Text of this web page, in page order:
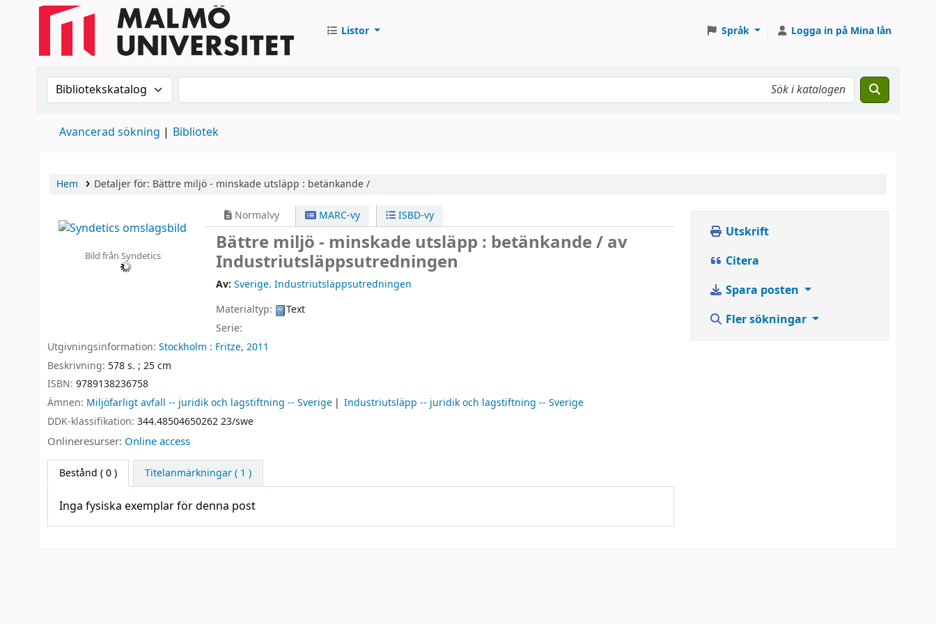
Listor Språk Logga in på Mina lån
Sök i katalogen efter:Sök i katalogen
Avancerad sökning Bibliotek
Hem Detaljer för: Bättre miljö - minskade utsläpp : betänkande /
Bild från Syndetics
Normalvy MARC-vy ISBD-vy
Bättre miljö - minskade utsläpp : betänkande /av
Industriutsläppsutredningen
Av: Sverige. Industriutsläppsutredningen
Materialtyp:
Text
Serie:
Utgivningsinformation: Stockholm : Fritze, 2011
Beskrivning: 578 s. ; 25 cm
ISBN: 9789138236758
Ämnen: Miljöfarligt avfall -- juridik och lagstiftning -- Sverige
Industriutsläpp -- juridik och lagstiftning -- Sverige
DDK-klassifikation: 344.48504650262 23/swe
Onlineresurser: Online access
Bestånd ( 0 ) Titelanmärkningar ( 1 )
Inga fysiska exemplar för denna post
Utskrift
Citera
Spara posten
Fler sökningar